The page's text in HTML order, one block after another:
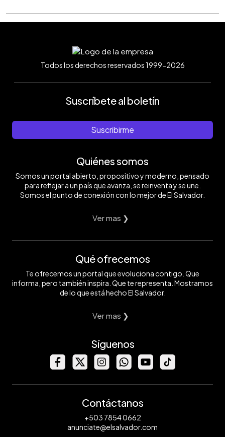
Todos los derechos reservados 1999-2026
Suscríbete al boletín
Suscribirme
Quiénes somos
Somos un portal abierto, propositivo y moderno, pensado
para reflejar a un país que avanza, se reinventa y se une.
Somos el punto de conexión con lo mejor de El Salvador.
Ver mas ❯
Qué ofrecemos
Te ofrecemos un portal que evoluciona contigo. Que
informa, pero también inspira. Que te representa. Mostramos
de lo que está hecho El Salvador.
Ver mas ❯
Síguenos
Contáctanos
+503 7854 0662
anunciate@elsalvador.com